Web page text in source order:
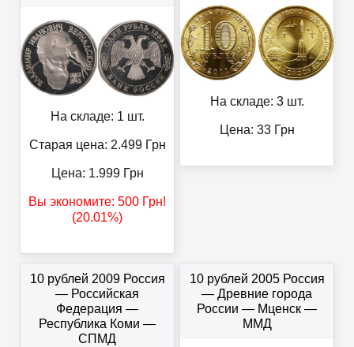
На складе: 1 шт.
Старая цена: 2.499Грн
Цена: 1.999Грн
Вы экономите: 500 Грн!
(20.01%)
На складе: 3 шт.
Цена: 33Грн
10 рублей 2009 Россия
— Российская
Федерация —
Республика Коми —
СПМД
10 рублей 2005 Россия
— Древние города
России — Мценск —
ММД